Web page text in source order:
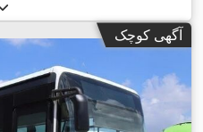
آگهی کوچک